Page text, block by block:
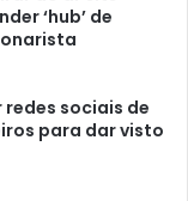
‘hub’ de
sociais de
para dar visto